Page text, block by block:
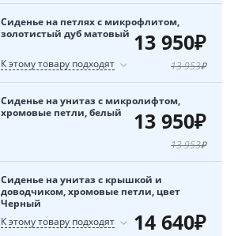
Сиденье на петлях с микрофлитом,
золотистый дуб матовый
К этому товару подходят
13 950₽
13 953₽
Сиденье на унитаз с микролифтом,
хромовые петли, белый
13 950₽
13 953₽
Сиденье на унитаз с крышкой и
доводчиком, хромовые петли, цвет
Черный
К этому товару подходят
14 640₽